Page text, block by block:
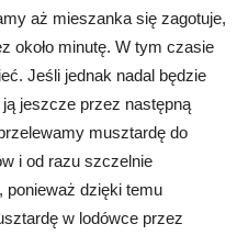
aż mieszanka się zagotuje,
około minutę. W tym czasie
Jeśli jednak nadal będzie
jeszcze przez następną
musztardę do
i od razu szczelnie
ponieważ dzięki temu
w lodówce przez